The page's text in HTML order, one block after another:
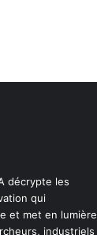
décrypte les
qui
et met en lumière
industriels